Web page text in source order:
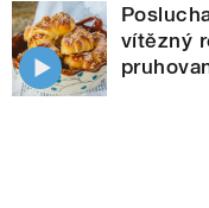
vítězný